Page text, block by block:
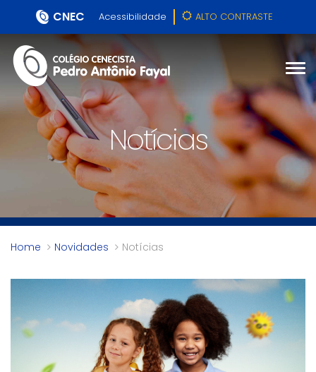
CNEC Acessibilidade ALTO CONTRASTE
Notícias
Home Novidades Notícias